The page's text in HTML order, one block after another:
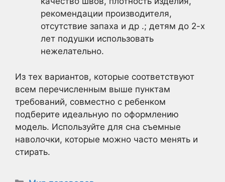
рекомендации производителя,
отсутствие запаха и др .; детям до 2-х
лет подушки использовать
нежелательно.
Из тех вариантов, которые соответствуют
всем перечисленным выше пунктам
требований, совместно с ребенком
подберите идеальную по оформлению
модель. Используйте для сна съемные
наволочки, которые можно часто менять и
стирать.